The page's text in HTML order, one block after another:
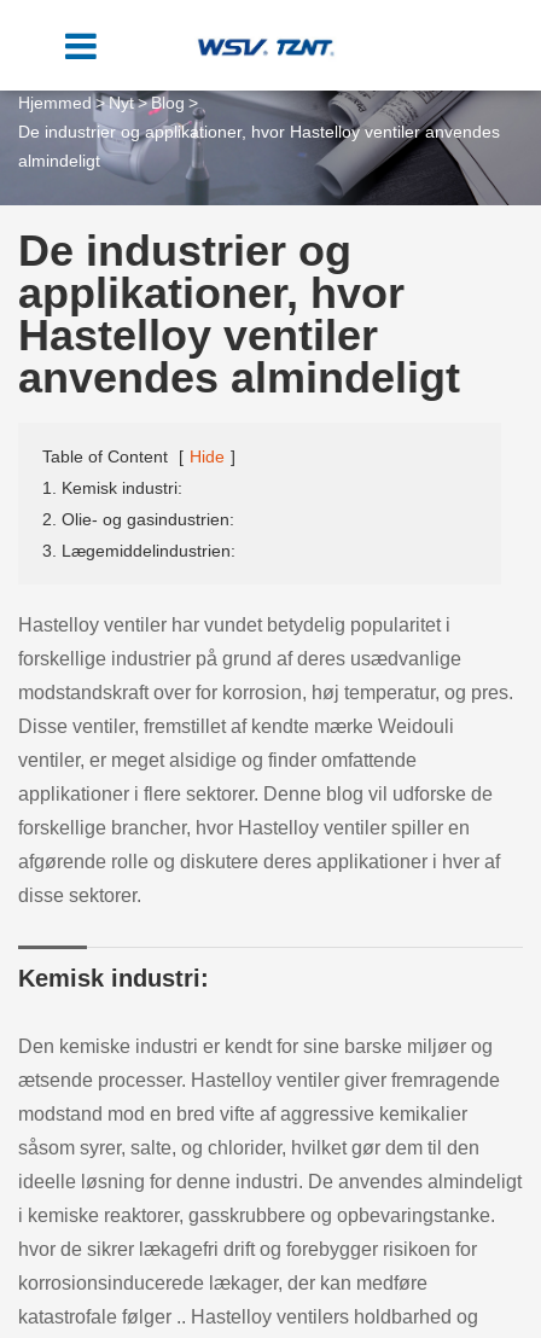
Hjemmed Nyt
Blog
De industrier og applikationer, hvor Hastelloy ventiler anvendes
almindeligt
De industrier og
applikationer, hvor
Hastelloy ventiler
anvendes almindeligt
Table of Content [ Hide ]
1. Kemisk industri:
2. Olie- og gasindustrien:
3. Lægemiddelindustrien:
Hastelloy ventiler har vundet betydelig popularitet i
forskellige industrier på grund af deres usædvanlige
modstandskraft over for korrosion, høj temperatur, og pres.
Disse ventiler, fremstillet af kendte mærke Weidouli
ventiler, er meget alsidige og finder omfattende
applikationer i flere sektorer. Denne blog vil udforske de
forskellige brancher, hvor Hastelloy ventiler spiller en
afgørende rolle og diskutere deres applikationer i hver af
disse sektorer.
Kemisk industri:
Den kemiske industri er kendt for sine barske miljøer og
ætsende processer. Hastelloy ventiler giver fremragende
modstand mod en bred vifte af aggressive kemikalier
såsom syrer, salte, og chlorider, hvilket gør dem til den
ideelle løsning for denne industri. De anvendes almindeligt
i kemiske reaktorer, gasskrubbere og opbevaringstanke.
hvor de sikrer lækagefri drift og forebygger risikoen for
korrosionsinducerede lækager, der kan medføre
katastrofale følger .. Hastelloy ventilers holdbarhed og